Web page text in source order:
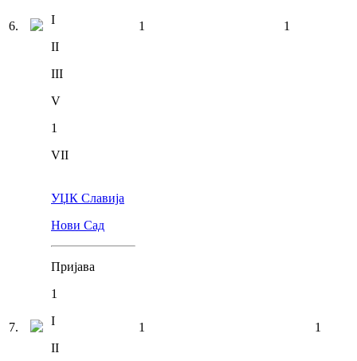
6.
I
II
III
V
1
VII
1 1
7.
УЏК Славија
Нови Сад
Пријава
1
I
II
1 1